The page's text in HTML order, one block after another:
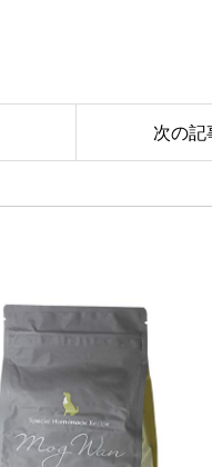
次の記